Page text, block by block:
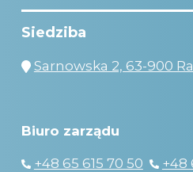
Siedziba
Sarnowska 2, 63-900
Biuro zarządu
+48 65 615 70 50 +48